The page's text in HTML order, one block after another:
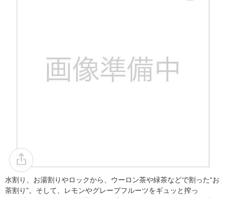
水割り、お湯割りやロックから、ウーロン茶や緑茶などで割った“お
茶割り”。そして、レモンやグレープフルーツをギュッと搾っ